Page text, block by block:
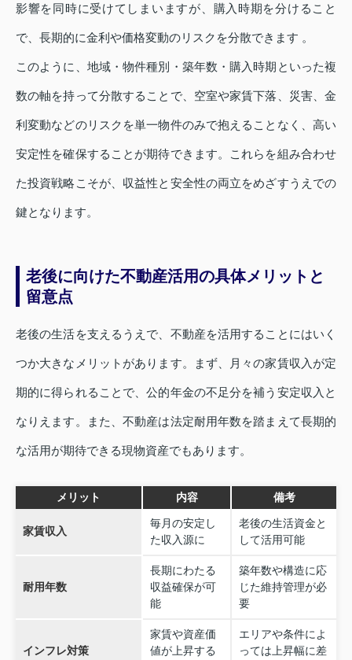
影響を同時に受けてしまいますが、購入時期を分けること
で、長期的に金利や価格変動のリスクを分散できます 。
このように、地域・物件種別・築年数・購入時期といった複
数の軸を持って分散することで、空室や家賃下落、災害、金
利変動などのリスクを単一物件のみで抱えることなく、高い
安定性を確保することが期待できます。これらを組み合わせ
た投資戦略こそが、収益性と安全性の両立をめざすうえでの
鍵となります。
老後に向けた不動産活用の具体メリットと
留意点
老後の生活を支えるうえで、不動産を活用することにはいく
つか大きなメリットがあります。まず、月々の家賃収入が定
期的に得られることで、公的年金の不足分を補う安定収入と
なりえます。また、不動産は法定耐用年数を踏まえて長期的
な活用が期待できる現物資産でもあります。
メリット 内容 備考
家賃収入
毎月の安定し
た収入源に
老後の生活資金と
して活用可能
耐用年数
長期にわたる
収益確保が可
能
築年数や構造に応
じた維持管理が必
要
インフレ対策
家賃や資産価
値が上昇する
エリアや条件によ
っては上昇幅に差